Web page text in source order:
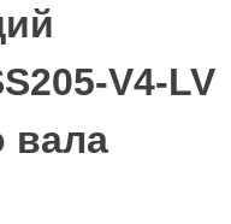
V4-LV
вала